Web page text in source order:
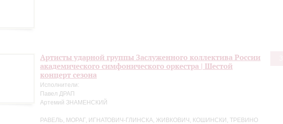
Артисты ударной группы Заслуженного коллектива России
академического симфонического оркестра | Шестой
концерт сезона
Исполнители:
Павел ДРАП
Артемий ЗНАМЕНСКИЙ
РАВЕЛЬ, МОРАГ, ИГНАТОВИЧ-ГЛИНСКА, ЖИВКОВИЧ, КОШИНСКИ, ТРЕВИНО